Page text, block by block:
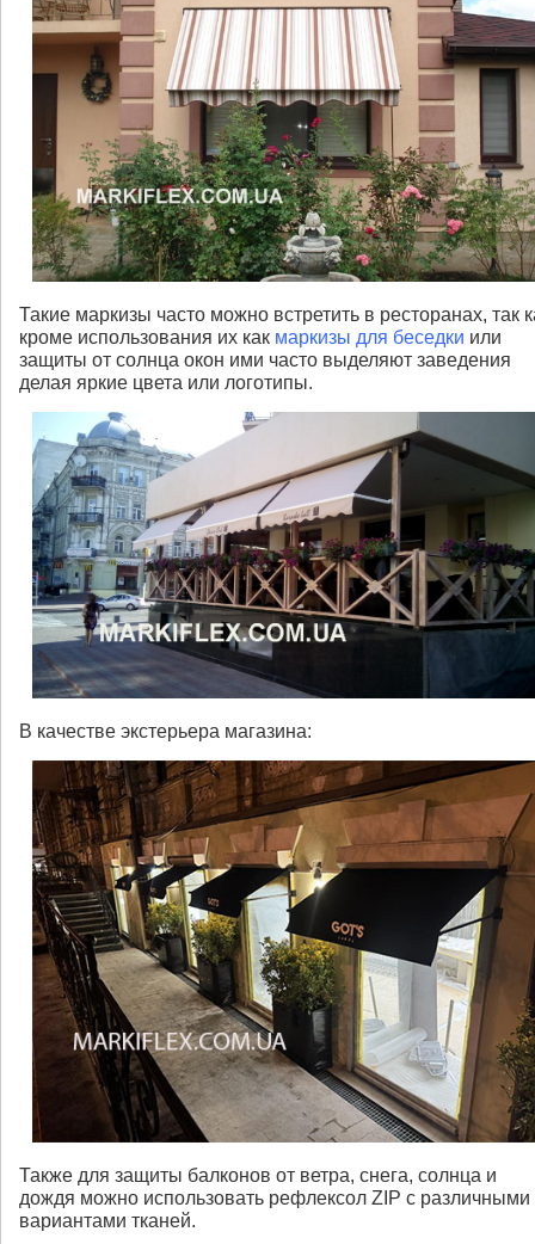
Такие маркизы часто можно встретить в ресторанах, так
кроме использования их как маркизы для беседки или
защиты от солнца окон ими часто выделяют заведения
делая яркие цвета или логотипы.
В качестве экстерьера магазина:
Также для защиты балконов от ветра, снега, солнца и
дождя можно использовать рефлексол ZIP c различными
вариантами тканей.